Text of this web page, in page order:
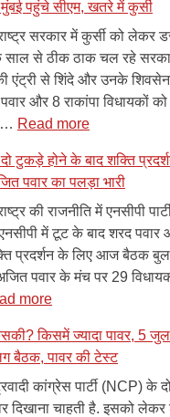
पहुंचे सीएम, खतरे में कुर्सी
सरकार में कुर्सी को लेकर
साल से ठीक ठाक चल रहे
एंट्री से शिंदे और उनके
और 8 राकांपा विधायकों
Read more:
पवार
की
एंट्री
से
शिंदे
को
का
स्वागत
छोड़
नागपुर
टुकड़े होने के बाद शक्ति
पवार का पलड़ा भारी
की राजनीति में एनसीपी
में टूट के बाद शरद पवार
प्रदर्शन के लिए आज बैठक
पवार के मंच पर 29
more:
के
दो
टुकड़े
होने
किसमें ज्यादा पावर, 5
बैठक, पावर की टेस्ट
कांग्रेस पार्टी (NCP) के
दिखाना चाहती है. इसको